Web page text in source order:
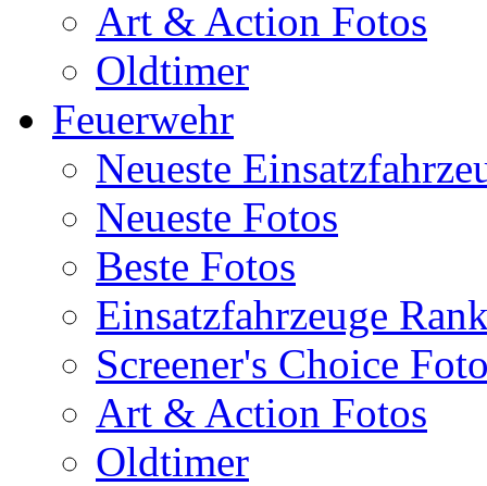
Art & Action Fotos
Oldtimer
Feuerwehr
Neueste
Neueste Fotos
Beste Fotos
Einsatzfahrzeuge
Screener's Choice
Art & Action Fotos
Oldtimer